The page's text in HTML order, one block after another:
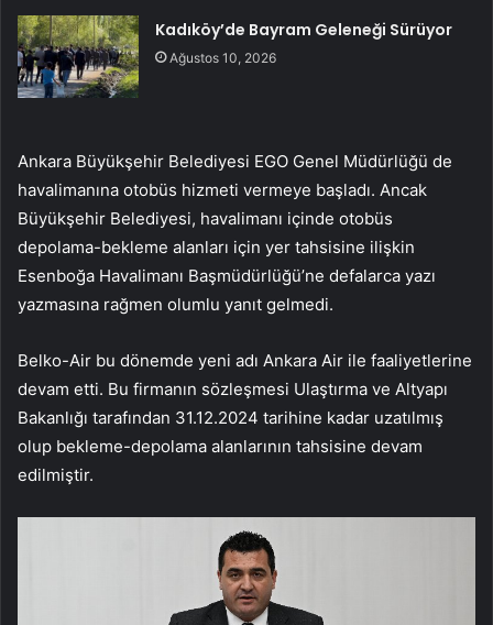
Kadıköy’de Bayram Geleneği Sürüyor
Ağustos 10, 2026
Ankara Büyükşehir Belediyesi EGO Genel Müdürlüğü de
havalimanına otobüs hizmeti vermeye başladı. Ancak
Büyükşehir Belediyesi, havalimanı içinde otobüs
depolama-bekleme alanları için yer tahsisine ilişkin
Esenboğa Havalimanı Başmüdürlüğü’ne defalarca yazı
yazmasına rağmen olumlu yanıt gelmedi.
Belko-Air bu dönemde yeni adı Ankara Air ile faaliyetlerine
devam etti. Bu firmanın sözleşmesi Ulaştırma ve Altyapı
Bakanlığı tarafından 31.12.2024 tarihine kadar uzatılmış
olup bekleme-depolama alanlarının tahsisine devam
edilmiştir.